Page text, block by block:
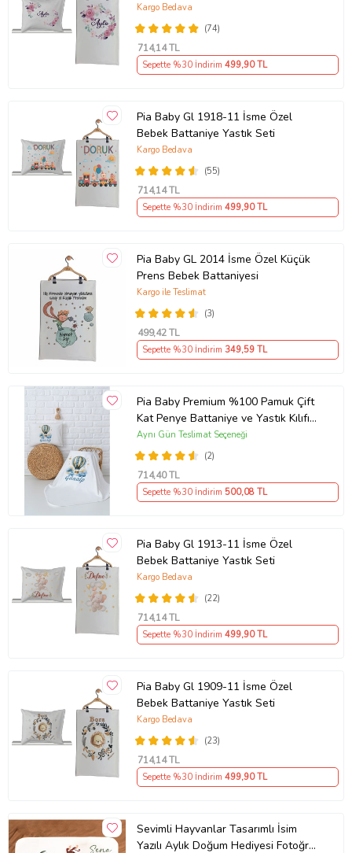
(74)
Kargo Bedava
714,14 TL
Sepette %30 İndirim 499,90 TL
Pia Baby Gl 1918-11 İsme Özel
Bebek Battaniye Yastık Seti
(55)
Kargo Bedava
714,14 TL
Sepette %30 İndirim 499,90 TL
Pia Baby GL 2014 İsme Özel Küçük
Prens Bebek Battaniyesi
(3)
Kargo ile Teslimat
499,42 TL
Sepette %30 İndirim 349,59 TL
Pia Baby Premium %100 Pamuk Çift
Kat Penye Battaniye ve Yastık Kılıfı
Yenidoğan Erkek Bebek Hediyesi
5058-10 (Ekru)
(2)
Aynı Gün Teslimat Seçeneği
714,40 TL
Sepette %30 İndirim 500,08 TL
Pia Baby Gl 1913-11 İsme Özel
Bebek Battaniye Yastık Seti
(22)
Kargo Bedava
714,14 TL
Sepette %30 İndirim 499,90 TL
Pia Baby Gl 1909-11 İsme Özel
Bebek Battaniye Yastık Seti
(23)
Kargo Bedava
714,14 TL
Sepette %30 İndirim 499,90 TL
Sevimli Hayvanlar Tasarımlı İsim
Yazılı Aylık Doğum Hediyesi Fotoğraf